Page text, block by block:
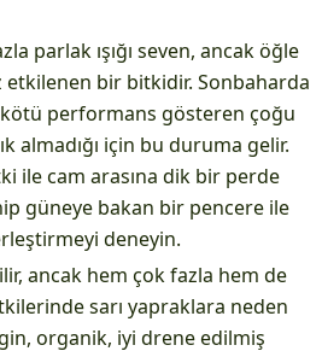
parlak ışığı seven, ancak öğle
bir bitkidir. Sonbaharda
performans gösteren çoğu
almadığı için bu duruma gelir.
ile cam arasına dik bir perde
güneye bakan bir pencere ile
deneyin.
ancak hem çok fazla hem de
sarı yapraklara neden
organik, iyi drene edilmiş